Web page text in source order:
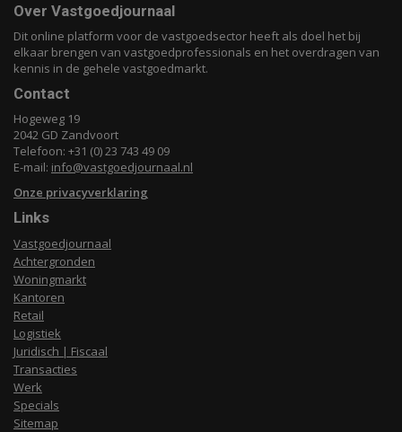
Over Vastgoedjournaal
Dit online platform voor de vastgoedsector heeft als doel het bij
elkaar brengen van vastgoedprofessionals en het overdragen van
kennis in de gehele vastgoedmarkt.
Contact
Hogeweg 19
2042 GD Zandvoort
Telefoon: +31 (0) 23 743 49 09
E-mail: info@vastgoedjournaal.nl
Onze privacyverklaring
Links
Vastgoedjournaal
Achtergronden
Woningmarkt
Kantoren
Retail
Logistiek
Juridisch | Fiscaal
Transacties
Werk
Specials
Sitemap